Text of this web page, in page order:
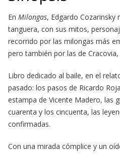
En Milongas, Edgardo Cozarinsky
tanguera, con sus mitos,
recorrido por las milongas más
pero también por las de
Libro dedicado al baile, en el
pasado: los pasos de Ricardo
estampa de Vicente Madero, las
cuarenta y los cincuenta, las
confirmadas.
Con una mirada cómplice y un